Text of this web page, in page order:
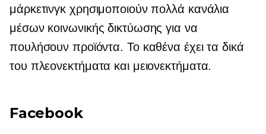
μάρκετινγκ χρησιμοποιούν πολλά κανάλια
μέσων κοινωνικής δικτύωσης για να
πουλήσουν προϊόντα. Το καθένα έχει τα δικά
του πλεονεκτήματα και μειονεκτήματα.
Facebook